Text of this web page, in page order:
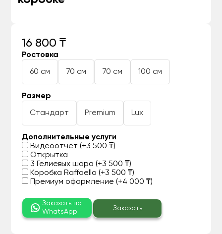
16 800 ₸
Ростовка
60 см 70 см 70 см 100 см
Размер
Стандарт Premium Lux
Дополнительные услуги
Видеоотчет (+3 500 ₸)
Открытка
3 Гелиевых шара (+3 500 ₸)
Коробка Raffaello (+3 500 ₸)
Премиум оформление (+4 000 ₸)
Заказать по
WhatsApp
Заказать